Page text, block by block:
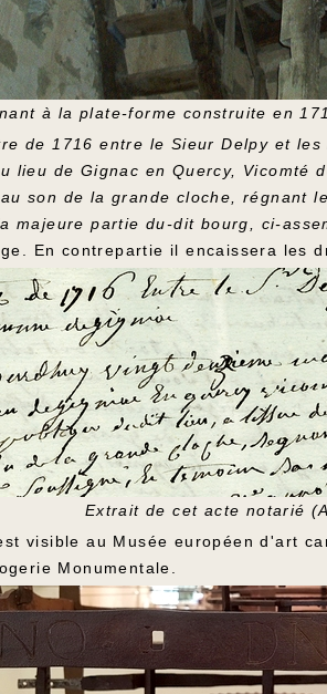
à la plate-forme construite en
de 1716 entre le Sieur Delpy et les
lieu de Gignac en Quercy,
son de la grande cloche, régnant
majeure partie du-dit bourg, ci-
En contrepartie il encaissera les
Extrait de cet acte notarié
visible au Musée européen d'art
Monumentale.